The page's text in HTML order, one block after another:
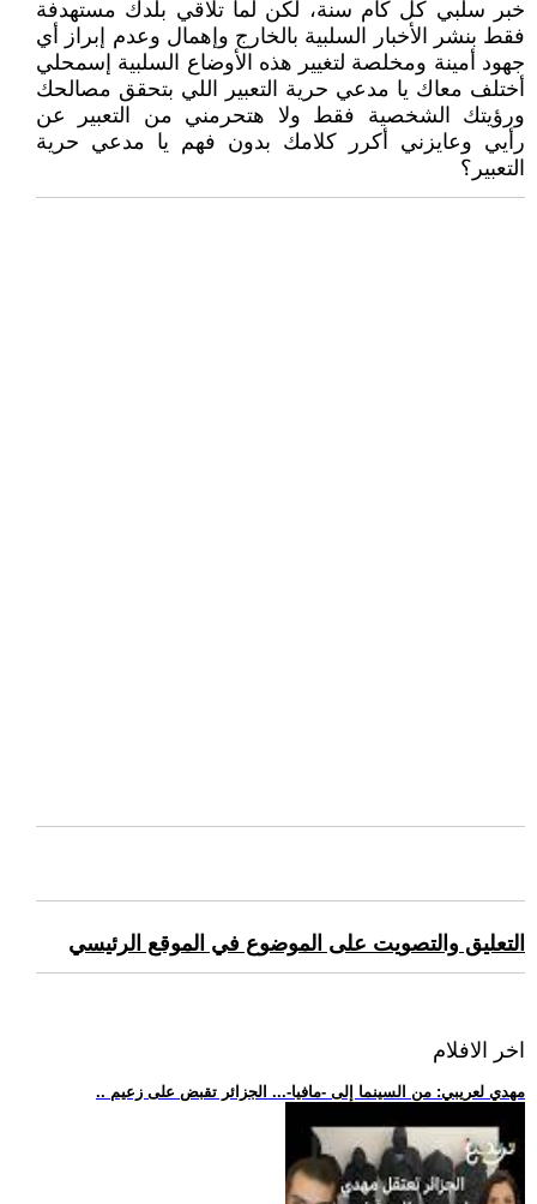
خبر سلبي كل كام سنة، لكن لما تلاقي بلدك مستهدفة
فقط بنشر الأخبار السلبية بالخارج وإهمال وعدم إبراز أي
جهود أمينة ومخلصة لتغيير هذه الأوضاع السلبية إسمحلي
أختلف معاك يا مدعي حرية التعبير اللي بتحقق مصالحك
ورؤيتك الشخصية فقط ولا هتحرمني من التعبير عن
رأيي وعايزني أكرر كلامك بدون فهم يا مدعي حرية
التعبير؟
التعليق والتصويت على الموضوع في الموقع الرئيسي
اخر الافلام
.. مهدي لعريبي: من السينما إلى -مافيا-... الجزائر تقبض على زعيم